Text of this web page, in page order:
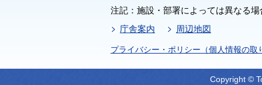
注記：施設・部署によっては異なる
庁舎案内
周辺地図
プライバシー・ポリシー（個人情報の取
Copyright ©